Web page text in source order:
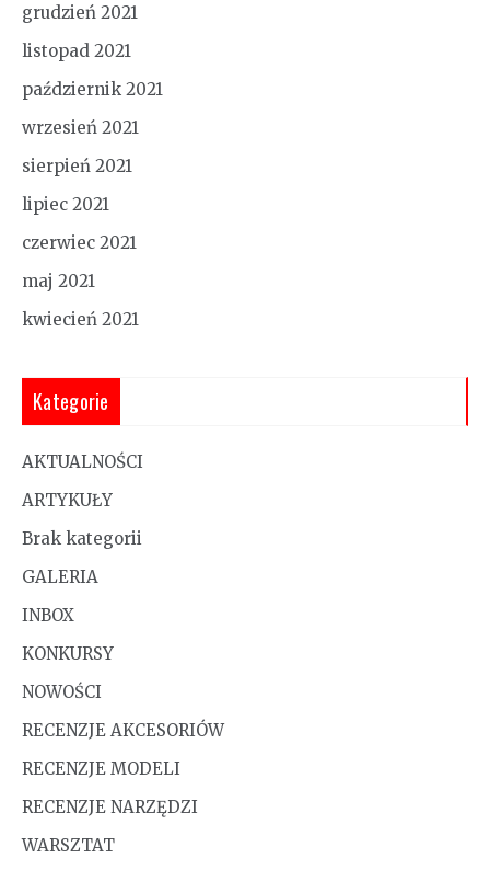
grudzień 2021
listopad 2021
październik 2021
wrzesień 2021
sierpień 2021
lipiec 2021
czerwiec 2021
maj 2021
kwiecień 2021
Kategorie
AKTUALNOŚCI
ARTYKUŁY
Brak kategorii
GALERIA
INBOX
KONKURSY
NOWOŚCI
RECENZJE AKCESORIÓW
RECENZJE MODELI
RECENZJE NARZĘDZI
WARSZTAT